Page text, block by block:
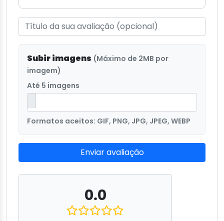
Subir imagens (Máximo de 2MB por
imagem)
Até 5 imagens
Formatos aceitos: GIF, PNG, JPG, JPEG, WEBP
Enviar avaliação
0.0